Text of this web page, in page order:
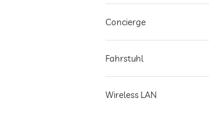
Concierge
Fahrstuhl
Wireless LAN